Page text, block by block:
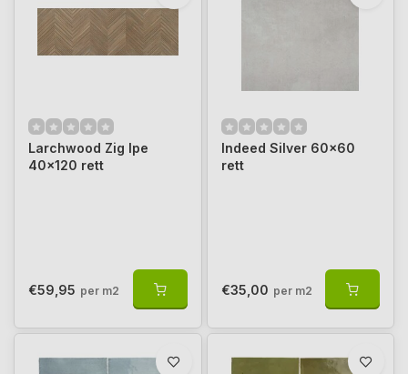
Larchwood Zig Ipe
40x120 rett
€59,95 per m2
Indeed Silver 60x60
rett
€35,00 per m2